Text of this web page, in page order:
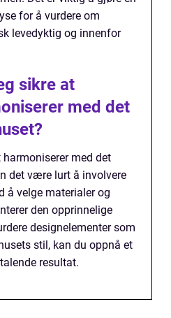
for å vurdere om
levedyktig og innenfor
sikre at
med det
med det
det være lurt å involvere
å velge materialer og
den opprinnelige
designelementer som
stil, kan du oppnå et
resultat.